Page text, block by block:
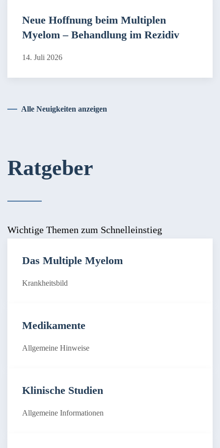
Neue Hoffnung beim Multiplen
Myelom – Behandlung im Rezidiv
14. Juli 2026
Alle Neuigkeiten anzeigen
Ratgeber
Wichtige Themen zum Schnelleinstieg
Das Multiple Myelom
Krankheitsbild
Medikamente
Allgemeine Hinweise
Klinische Studien
Allgemeine Informationen